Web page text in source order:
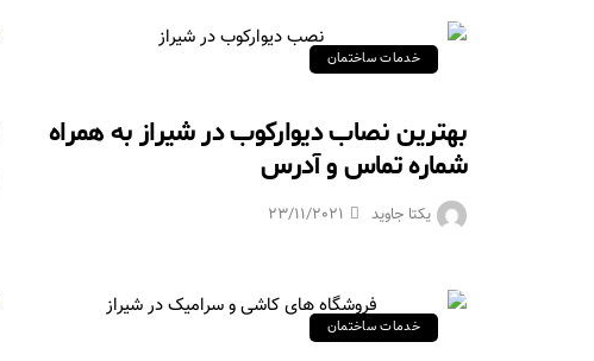
خدمات ساختمان
بهترین نصاب دیوارکوب در شیراز به همراه
شماره تماس و آدرس
یکتا جاوید 23/11/2021
خدمات ساختمان